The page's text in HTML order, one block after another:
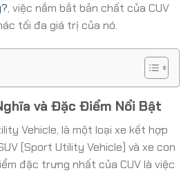
, việc nắm bắt bản chất của CUV
tối đa giá trị của nó.
và Đặc Điểm Nổi Bật
Vehicle, là một loại xe kết hợp
(Sport Utility Vehicle) và xe con
đặc trưng nhất của CUV là việc